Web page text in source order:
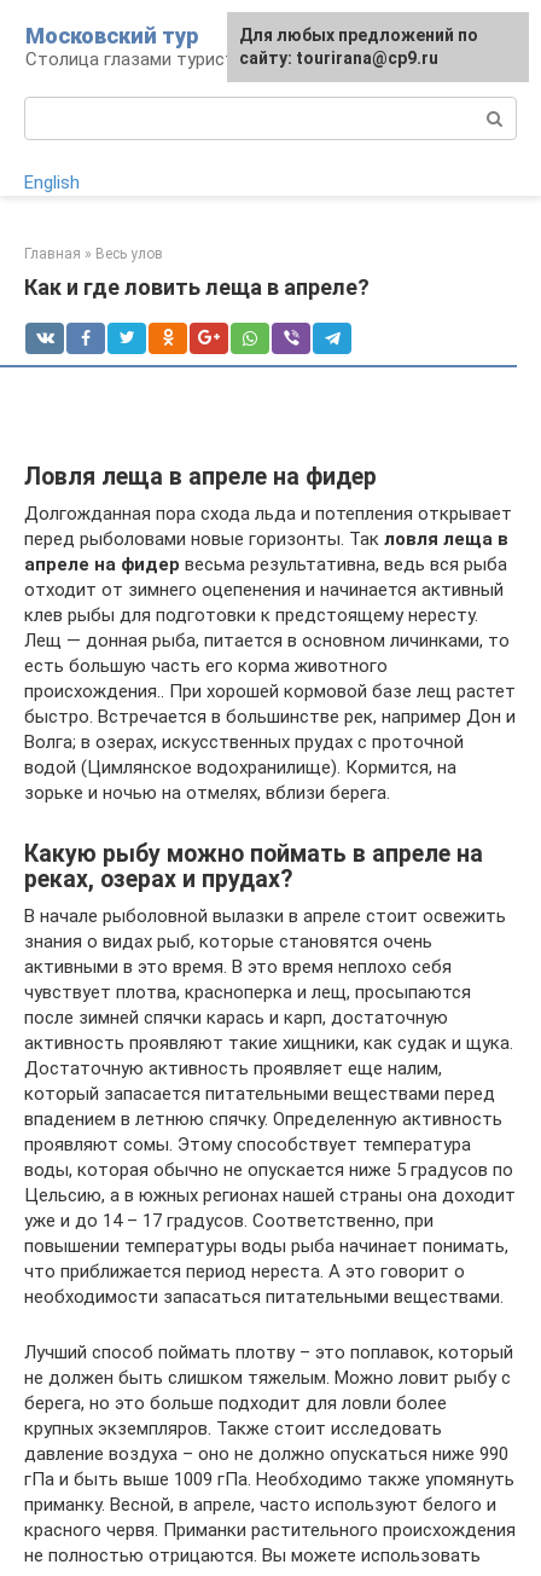
контенту
Московский тур
Столица глазами туриста
English
Главная » Весь улов
Как и где ловить леща в апреле?
Ловля леща в апреле на фидер
Долгожданная пора схода льда и потепления открывает
перед рыболовами новые горизонты. Так ловля леща в
апреле на фидер весьма результативна, ведь вся рыба
отходит от зимнего оцепенения и начинается активный
клев рыбы для подготовки к предстоящему нересту.
Лещ — донная рыба, питается в основном личинками, то
есть большую часть его корма животного
происхождения.. При хорошей кормовой базе лещ растет
быстро. Встречается в большинстве рек, например Дон и
Волга; в озерах, искусственных прудах с проточной
водой (Цимлянское водохранилище). Кормится, на
зорьке и ночью на отмелях, вблизи берега.
Какую рыбу можно поймать в апреле на
реках, озерах и прудах?
В начале рыболовной вылазки в апреле стоит освежить
знания о видах рыб, которые становятся очень
активными в это время. В это время неплохо себя
чувствует плотва, красноперка и лещ, просыпаются
после зимней спячки карась и карп, достаточную
активность проявляют такие хищники, как судак и щука.
Достаточную активность проявляет еще налим,
который запасается питательными веществами перед
впадением в летнюю спячку. Определенную активность
проявляют сомы. Этому способствует температура
воды, которая обычно не опускается ниже 5 градусов по
Цельсию, а в южных регионах нашей страны она доходит
уже и до 14 – 17 градусов. Соответственно, при
повышении температуры воды рыба начинает понимать,
что приближается период нереста. А это говорит о
необходимости запасаться питательными веществами.
Лучший способ поймать плотву – это поплавок, который
не должен быть слишком тяжелым. Можно ловит рыбу с
берега, но это больше подходит для ловли более
крупных экземпляров. Также стоит исследовать
давление воздуха – оно не должно опускаться ниже 990
гПа и быть выше 1009 гПа. Необходимо также упомянуть
приманку. Весной, в апреле, часто используют белого и
красного червя. Приманки растительного происхождения
не полностью отрицаются. Вы можете использовать
Для любых предложений по
сайту: tourirana@cp9.ru